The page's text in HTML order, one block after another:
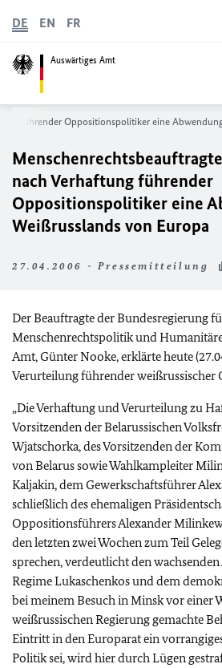
Auswärtiges Amt
DE EN FR
führender Oppositionspolitiker eine
nach Verhaftung führender
Oppositionspolitiker eine
Weißrusslands von Europa
27.04.2006 - Pressemitteilung
Der Beauftragte der Bundesregierung
Menschenrechtspolitik und
Amt, Günter Nooke, erklärte heute
Verurteilung führender
„Die Verhaftung und Verurteilung zu
Vorsitzenden der Belarussischen
Wjatschorka, des Vorsitzenden der
von Belarus sowie Wahlkampleiter
Kaljakin, dem Gewerkschaftsführer
schließlich des ehemaligen
Oppositionsführers Alexander
den letzten zwei Wochen zum Teil
sprechen, verdeutlicht den
Regime Lukaschenkos und dem
bei meinem Besuch in Minsk vor einer
weißrussischen Regierung gemachte
Eintritt in den Europarat ein
Politik sei, wird hier durch Lügen